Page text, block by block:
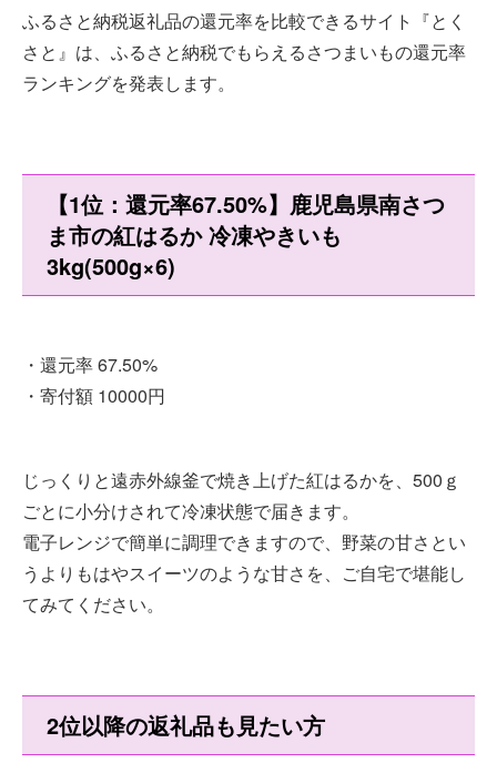
ふるさと納税返礼品の還元率を比較できるサイト『とく
さと』は、ふるさと納税でもらえるさつまいもの還元率
ランキングを発表します。
【1位：還元率67.50%】鹿児島県南さつ
ま市の紅はるか 冷凍やきいも
3kg(500g×6)
・還元率 67.50%
・寄付額 10000円
じっくりと遠赤外線釜で焼き上げた紅はるかを、500ｇ
ごとに小分けされて冷凍状態で届きます。
電子レンジで簡単に調理できますので、野菜の甘さとい
うよりもはやスイーツのような甘さを、ご自宅で堪能し
てみてください。
2位以降の返礼品も見たい方